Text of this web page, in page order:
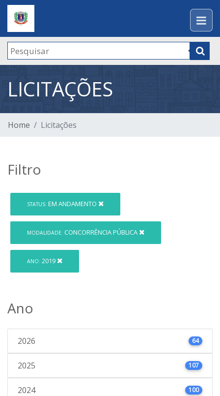
LICITAÇÕES
Home Licitações
Filtro
STATUS: EM ANDAMENTO
MODALIDADE: CONCORRÊNCIA PÚBLICA
ANO: 2019
Ano
2026 64
2025 107
2024 100